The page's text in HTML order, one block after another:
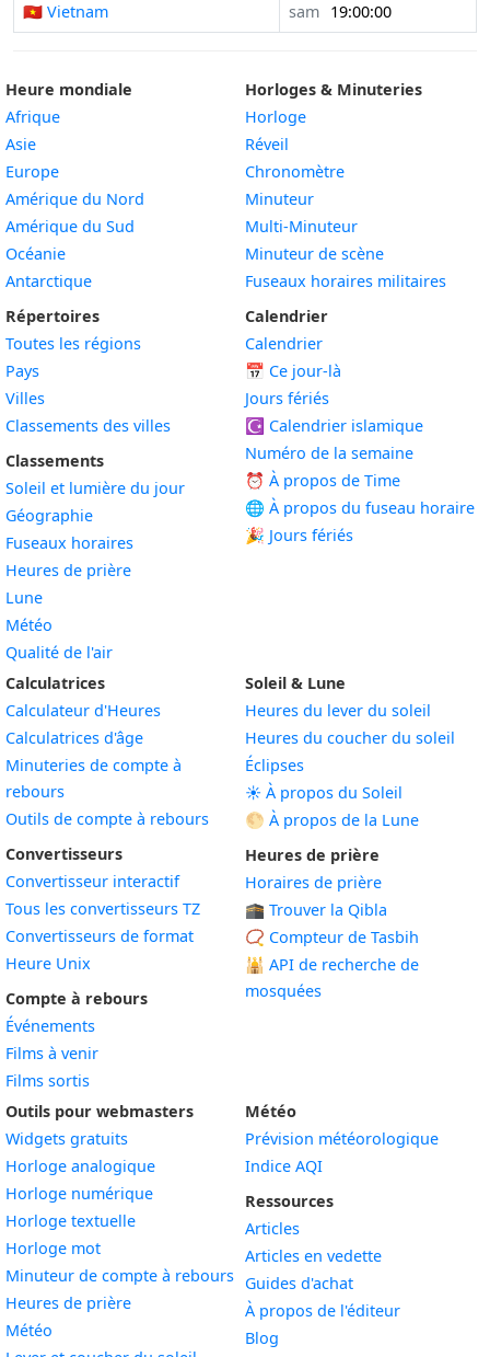
🇻🇳 Vietnam
sam 19:00:00
Heure mondiale
Afrique
Asie
Europe
Amérique du Nord
Amérique du Sud
Océanie
Antarctique
Répertoires
Toutes les régions
Pays
Villes
Classements des villes
Classements
Soleil et lumière du jour
Géographie
Fuseaux horaires
Heures de prière
Lune
Météo
Qualité de l'air
Horloges & Minuteries
Horloge
Réveil
Chronomètre
Minuteur
Multi-Minuteur
Minuteur de scène
Fuseaux horaires militaires
Calendrier
Calendrier
📅 Ce jour-là
Jours fériés
☪️ Calendrier islamique
Numéro de la semaine
⏰ À propos de Time
🌐 À propos du fuseau horaire
🎉 Jours fériés
Calculatrices
Calculateur d'Heures
Calculatrices d'âge
Minuteries de compte à
rebours
Outils de compte à rebours
Convertisseurs
Convertisseur interactif
Tous les convertisseurs TZ
Convertisseurs de format
Heure Unix
Compte à rebours
Événements
Films à venir
Films sortis
Soleil & Lune
Heures du lever du soleil
Heures du coucher du soleil
Éclipses
☀️ À propos du Soleil
🌕 À propos de la Lune
Heures de prière
Horaires de prière
🕋 Trouver la Qibla
📿 Compteur de Tasbih
🕌 API de recherche de
mosquées
Outils pour webmasters
Widgets gratuits
Horloge analogiqueWidget
Horloge numériqueWidget
Horloge textuelleWidget
Horloge motWidget
Minuteur de compte à rebours Widget
Heures de prièreWidget
Météo
Météo
Prévision météorologique
Indice AQI
Ressources
Articles
Articles en vedette
Guides d'achat
À propos de l'éditeur
Blog